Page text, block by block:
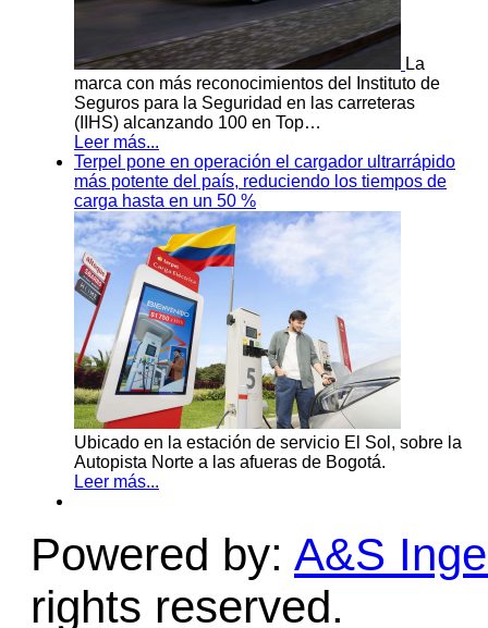
La
marca con más reconocimientos del Instituto de
Seguros para la Seguridad en las carreteras
(IIHS) alcanzando 100 en Top…
Leer más...
Terpel pone en operación el cargador ultrarrápido
más potente del país, reduciendo los tiempos de
carga hasta en un 50 %
Ubicado en la estación de servicio El Sol, sobre la
Autopista Norte a las afueras de Bogotá.
Leer más...
Powered by: A&S
rights reserved.